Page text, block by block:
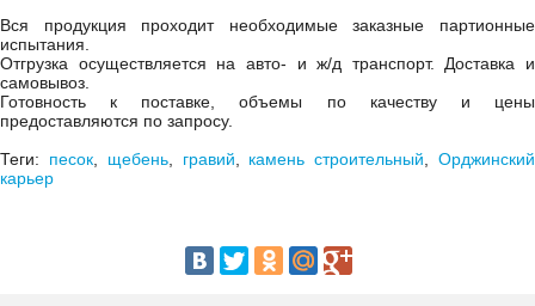
Вся продукция проходит необходимые заказные партионные
испытания.
Отгрузка осуществляется на авто- и ж/д транспорт. Доставка и
самовывоз.
Готовность к поставке, объемы по качеству и цены
предоставляются по запросу.
Теги: песок, щебень, гравий камень строительный ,Орджинский
карьер